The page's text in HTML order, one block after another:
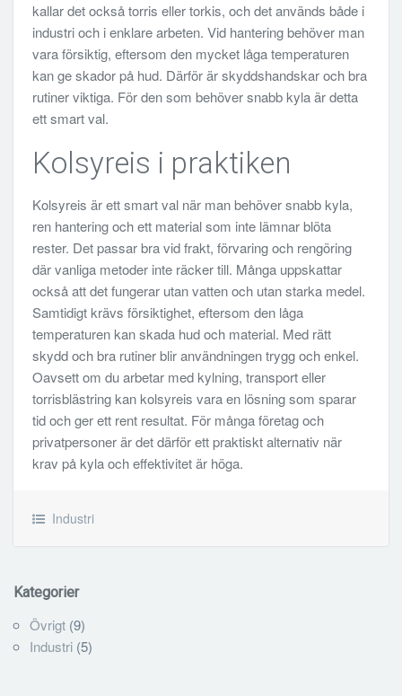
kallar det också torris eller torkis, och det används både i
industri och i enklare arbeten. Vid hantering behöver man
vara försiktig, eftersom den mycket låga temperaturen
kan ge skador på hud. Därför är skyddshandskar och bra
rutiner viktiga. För den som behöver snabb kyla är detta
ett smart val.
Kolsyreis i praktiken
Kolsyreis är ett smart val när man behöver snabb kyla,
ren hantering och ett material som inte lämnar blöta
rester. Det passar bra vid frakt, förvaring och rengöring
där vanliga metoder inte räcker till. Många uppskattar
också att det fungerar utan vatten och utan starka medel.
Samtidigt krävs försiktighet, eftersom den låga
temperaturen kan skada hud och material. Med rätt
skydd och bra rutiner blir användningen trygg och enkel.
Oavsett om du arbetar med kylning, transport eller
torrisblästring kan kolsyreis vara en lösning som sparar
tid och ger ett rent resultat. För många företag och
privatpersoner är det därför ett praktiskt alternativ när
krav på kyla och effektivitet är höga.
Industri
Kategorier
Övrigt (9)
Industri (5)